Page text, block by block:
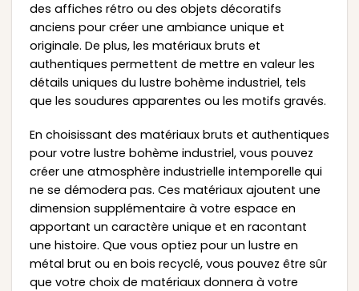
des affiches rétro ou des objets décoratifs
anciens pour créer une ambiance unique et
originale. De plus, les matériaux bruts et
authentiques permettent de mettre en valeur les
détails uniques du lustre bohème industriel, tels
que les soudures apparentes ou les motifs gravés.
En choisissant des matériaux bruts et authentiques
pour votre lustre bohème industriel, vous pouvez
créer une atmosphère industrielle intemporelle qui
ne se démodera pas. Ces matériaux ajoutent une
dimension supplémentaire à votre espace en
apportant un caractère unique et en racontant
une histoire. Que vous optiez pour un lustre en
métal brut ou en bois recyclé, vous pouvez être sûr
que votre choix de matériaux donnera à votre